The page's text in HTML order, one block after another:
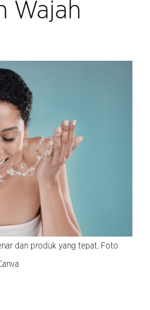
Wajah
dan produk yang tepat. Foto